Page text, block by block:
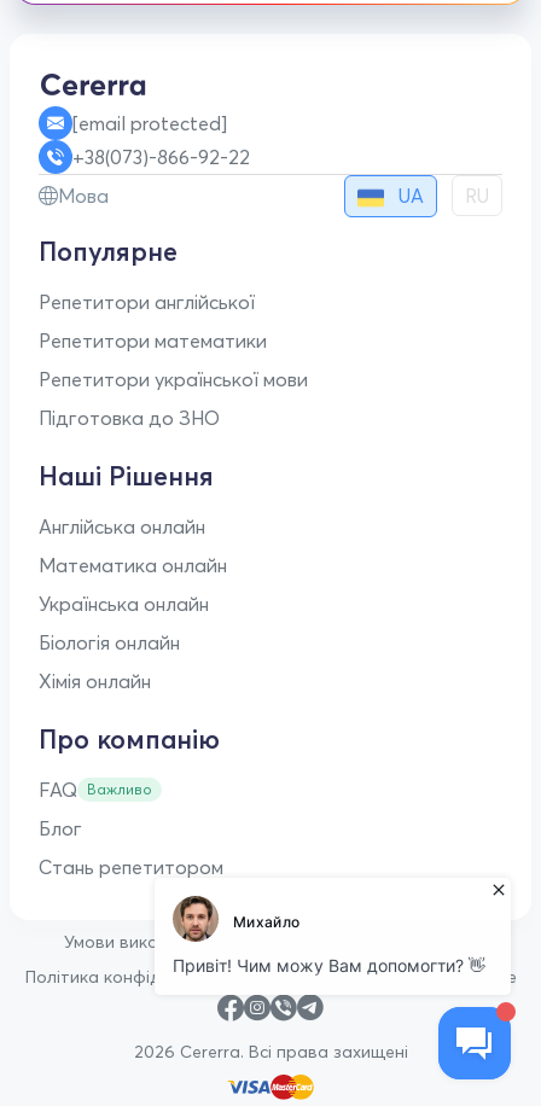
[email protected]
+38(073)-866-92-22
Мова
UA RU
Популярне
Репетитори англійської
Репетитори математики
Репетитори української мови
Підготовка до ЗНО
Наші Рішення
Англійська онлайн
Математика онлайн
Українська онлайн
Біологія онлайн
Хімія онлайн
Про компанію
FAQ Важливо
Блог
Стань репетитором
2026 Cererra. Всі права захищені
Умови використання
Політика конфіденційності • Політика щодо файлів cookie